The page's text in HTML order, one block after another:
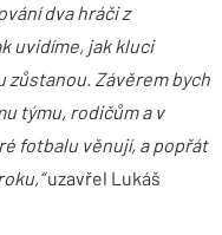
dva hráči z
uvidíme, jak kluci
zůstanou. Závěrem bych
týmu, rodičům a v
fotbalu věnují, a popřát
uzavřel Lukáš